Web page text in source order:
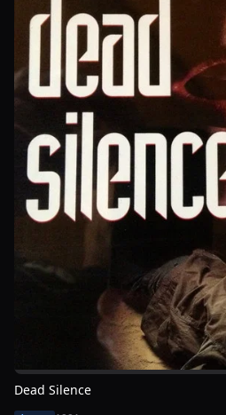
Dead Silence